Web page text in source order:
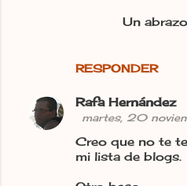
RESPONDER
Un
Rafa Hernández
martes, 20
Creo que no te
mi lista de blogs.